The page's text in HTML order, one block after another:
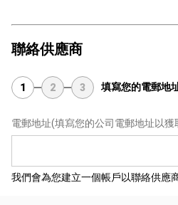
聯絡供應商
1 2 3 填寫您的電郵地
電郵地址(填寫您的公司電郵地址以獲
我們會為您建立一個帳戶以聯絡供應